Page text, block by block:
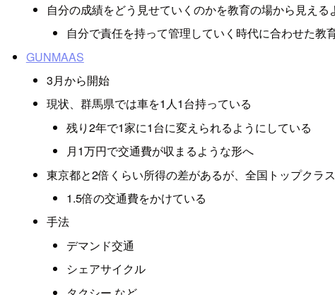
自分の成績をどう見せていくのかを教育の場から見える
自分で責任を持って管理していく時代に合わせた教
GUNMAAS
3月から開始
現状、群馬県では車を1人1台持っている
残り2年で1家に1台に変えられるようにしている
月1万円で交通費が収まるような形へ
東京都と2倍くらい所得の差があるが、全国トップクラ
1.5倍の交通費をかけている
手法
デマンド交通
シェアサイクル